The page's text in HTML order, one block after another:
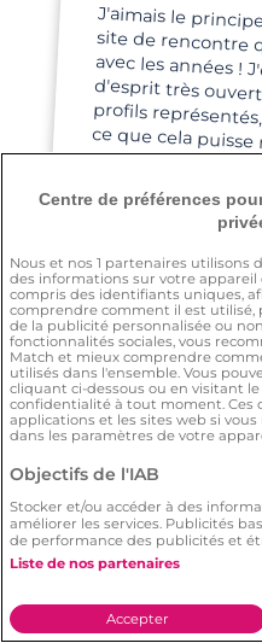
J'aimais le
site de rencontre
avec les années
d'esprit très ouvert
profils
ce que cela
Cédric
Pourquoi pas? C est
de rencontrer des
Pascal
Centre de préférences
Nous et nos 1 partenaires utilisons
des informations sur votre appareil
compris des identifiants uniques,
comprendre comment il est
de la publicité personnalisée ou
fonctionnalités sociales, vous
Match et mieux comprendre
utilisés dans l'ensemble. Vous
cliquant ci-dessous ou en visitant
confidentialité à tout moment. Ces
applications et les sites web si
dans les paramètres de votre
Objectifs de l'IAB
Stocker et/ou accéder à des
améliorer les services. Publicités
de performance des publicités et
Liste de nos partenaires
Accepter